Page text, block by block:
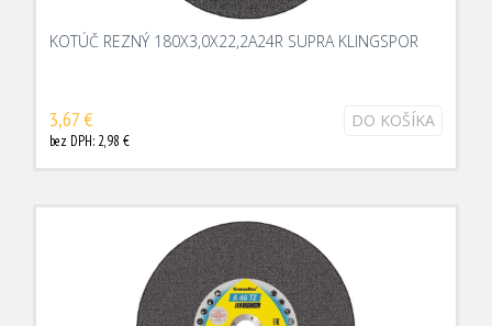
KOTÚČ REZNÝ 180X3,0X22,2A24R SUPRA KLINGSPOR
3,67 €
bez DPH: 2,98 €
DO KOŠÍKA